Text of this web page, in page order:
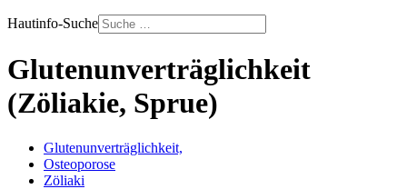
Hautinfo-Suche
Glutenunverträglichkeit
(Zöliakie, Sprue)
Glutenunverträglichkeit,
Osteoporose
Zöliaki